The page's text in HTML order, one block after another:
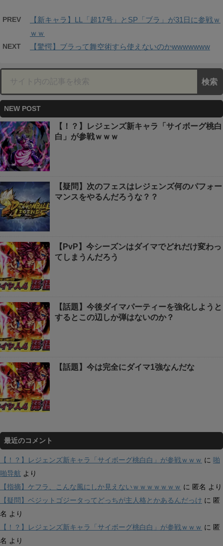
PREV
【新キャラ】LL「超17号」とSP「ブラ」が31日に参戦ｗ
ｗｗ
NEXT 【驚愕】ブラって舞空術すら使えないのかwwwwwww
NEW POST
【！？】レジェンズ新キャラ「サイボーグ桃白
白」が参戦ｗｗｗ
【疑問】次のフェスはレジェンズ何のパフォー
マンスをやるんだろうな？？
【PvP】今シーズンはダイマでどれだけ変わっ
てしまうんだろう
【話題】今後ダイマパーティーを強化しようと
するとこの辺しか弾はないのか？
【話題】今は完全にダイマ1強なんだな
最近のコメント
【！？】レジェンズ新キャラ「サイボーグ桃白白」が参戦ｗｗｗ に 啪
啪导航 より
【指摘】ケフラ、こんな風にしか見えないｗｗｗｗｗｗｗ に 匿名 より
【疑問】ベジットゴジータってどっちが主人格とかあるんだっけ に 匿
名 より
【！？】レジェンズ新キャラ「サイボーグ桃白白」が参戦ｗｗｗ に 匿
名 より